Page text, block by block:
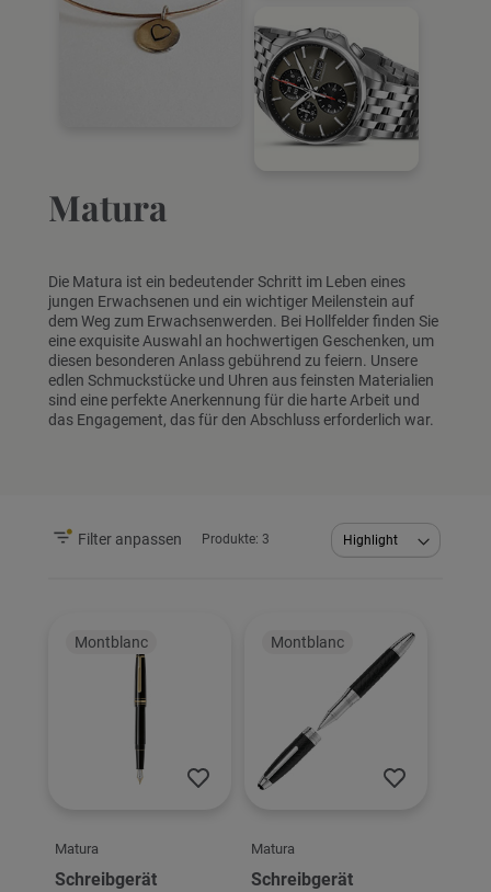
Matura
Die Matura ist ein bedeutender Schritt im Leben eines
jungen Erwachsenen und ein wichtiger Meilenstein auf
dem Weg zum Erwachsenwerden. Bei Hollfelder finden Sie
eine exquisite Auswahl an hochwertigen Geschenken, um
diesen besonderen Anlass gebührend zu feiern. Unsere
edlen Schmuckstücke und Uhren aus feinsten Materialien
sind eine perfekte Anerkennung für die harte Arbeit und
das Engagement, das für den Abschluss erforderlich war.
Produkte: 3
Montblanc
Matura
Schreibgerät
Montblanc
Matura
Schreibgerät
Filter anpassen